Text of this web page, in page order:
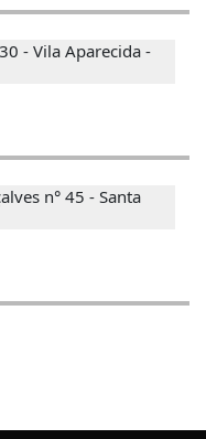
- Vila Aparecida -
n° 45 - Santa